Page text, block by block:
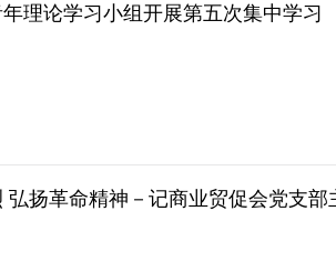
理论学习小组开展第五次集中学习
弘扬革命精神－记商业贸促会党支部